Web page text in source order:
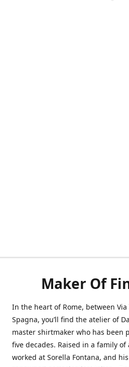
Maker Of
In the heart of Rome, between Via
Spagna, you’ll find the atelier of
master shirtmaker who has been
five decades. Raised in a family
worked at Sorella Fontana, and